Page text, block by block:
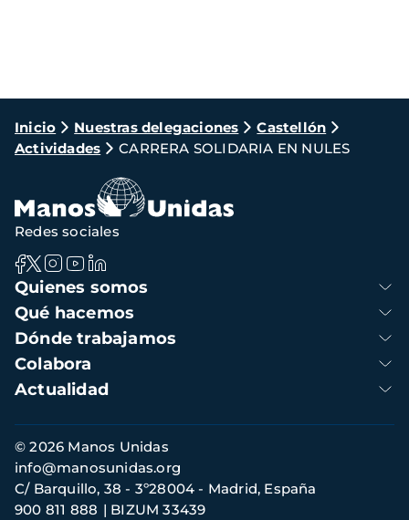
Ruta
de
navegación
Inicio Nuestras delegaciones
Castellón
Actividades
CARRERA SOLIDARIA EN NULES
Navegación
principal
Quienes somos
Qué hacemos
Dónde trabajamos
Colabora
Actualidad
Redes sociales
Información
de
contacto
© 2026 Manos Unidas
C/ Barquillo, 38 - 3º28004 - Madrid, España
900 811 888
BIZUM 33439
info@manosunidas.org